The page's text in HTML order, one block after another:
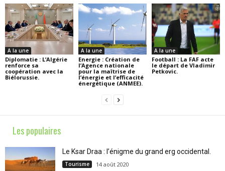
A la une
Diplomatie : L’Algérie
renforce sa
coopération avec la
Biélorussie.
A la une
Energie : Création de
l’Agence nationale
pour la maîtrise de
l’énergie et l’efficacité
énergétique (ANMEE).
A la une
Football : La FAF acte
le départ de Vladimir
Petkovic.
Les populaires
Le Ksar Draa : l’énigme du grand erg occidental.
Tourisme 14 août 2020